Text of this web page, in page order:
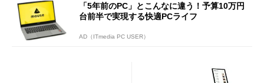
「5年前のPC」とこんなに違う！予算10万円
台前半で実現する快適PCライフ
AD（ITmedia PC USER）